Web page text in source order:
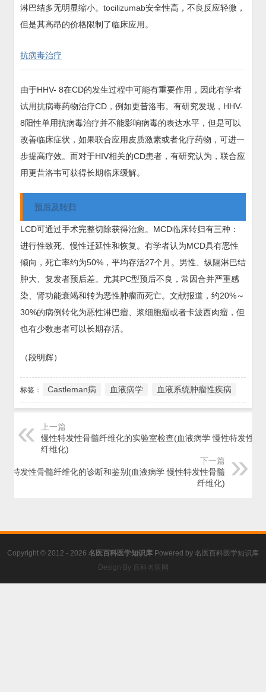
淋巴结多无明显缩小。tocilizumab安全性高，不良反应轻微，
但是其高昂的价格限制了临床应用。
抗病毒治疗
由于HHV- 8在CD的发生过程中可能有重要作用，因此有学者
试用抗病毒药物治疗CD，例如更昔洛韦。有研究发现，HHV-
8阳性单用抗病毒治疗并不能影响病毒的表达水平，但是可以
改善临床症状，如果联合应用皮质激素或者化疗药物，可进一
步提高疗效。而对于HIV相关的CD患者，有研究认为，联合应
用更昔洛韦可获得长期临床缓解。
预后及转归
LCD可通过手术完整切除获得治愈。MCD临床转归有三种：
进行性致死、慢性迁延性和恢复。有学者认为MCD具有恶性
倾向，死亡率约为50%，平均存活27个月。男性、纵隔淋巴结
肿大、复发者预后差。尤其PC型预后不良，常因合并严重感
染、肾功能衰竭和转为恶性肿瘤而死亡。文献报道，约20%～
30%的病例转化为恶性淋巴瘤、浆细胞瘤或者卡波西肉瘤，但
也有少数患者可以长期存活。
（段明辉）
标签： Castleman病 血液病学 血液系统肿瘤性疾病
上一篇
慢性特发性骨髓纤维化的实验室检查(血液病学 慢性特发性骨
纤维化)
下一篇
性特发性骨髓纤维化的诊断和鉴别(血液病学 慢性特发性骨髓
纤维化)
Copyright © 2012 - 2026 名医百科医学知识库 Powered by 名医百科医学知识库
Design By 百科名医网